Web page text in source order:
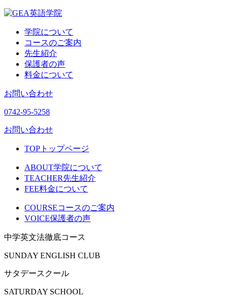
学院について
コースのご案内
先生紹介
保護者の声
料金について
お問い合わせ
0742-95-5258
お問い合わせ
TOP トップページ
ABOUT学院について
TEACHER先生紹介
FEE料金について
COURSEコースのご案内
VOICE保護者の声
中学英文法徹底コース
SUNDAY ENGLISH CLUB
サタデースクール
SATURDAY SCHOOL